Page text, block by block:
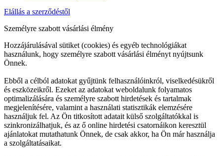
Elállás a szerződéstől
Személyre szabott vásárlási élmény
Hozzájárulásával sütiket (cookies) és egyéb technológiákat
használunk, hogy személyre szabott vásárlási élményt nyújtsunk
Önnek.
Ebből a célból adatokat gyűjtünk felhasználóinkról, viselkedésükről
és eszközeikről. Ezeket az adatokat weboldalunk folyamatos
optimalizálására és személyre szabott hirdetések és tartalmak
megjelenítésére, valamint a használati statisztikák elemzésére
használjuk fel. Az Ön titkosított adatait külső szolgáltatókkal is
szinkronizálhatjuk, és az ő online hirdetési csatornáikon keresztül
ajánlatokat mutathatunk Önnek, de csak akkor, ha Ön már használja
a szolgáltatásaikat.